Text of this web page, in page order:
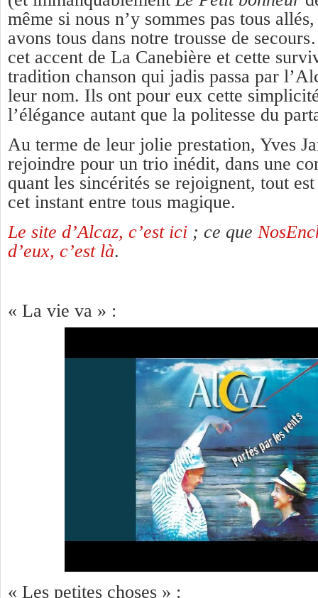
même si nous n’y sommes pas tous
avons tous dans notre trousse de
cet accent de La Canebière et cette
tradition chanson qui jadis passa par
leur nom. Ils ont pour eux cette
l’élégance autant que la politesse du
Au terme de leur jolie prestation, Yves
rejoindre pour un trio inédit, dans une
quant les sincérités se rejoignent, tout
cet instant entre tous magique.
Le site d’Alcaz, c’est ici ; ce que
d’eux, c’est là.
« La vie va » :
« Les petites choses » :